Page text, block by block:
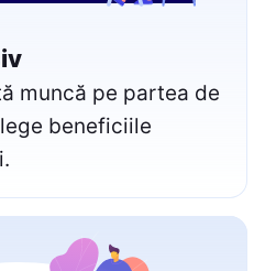
muncă pe partea de
beneficiile